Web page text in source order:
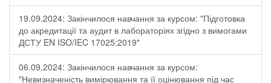
19.09.2024: Закінчилося навчання за курсом: "Підготовка
до акредитації та аудит в лабораторіях згідно з вимогами
ДСТУ EN ISO/IEC 17025:2019"
06.09.2024: Закінчилося навчання за курсом:
"Невизначеність вимірювання та її оцінювання під час